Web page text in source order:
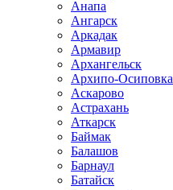
Анапа
Ангарск
Аркадак
Армавир
Архангельск
Архипо-Осиповка
Аскарово
Астрахань
Аткарск
Баймак
Балашов
Барнаул
Батайск